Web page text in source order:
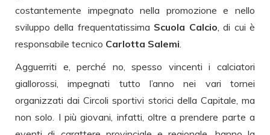
costantemente impegnato nella promozione e nello
sviluppo della frequentatissima Scuola Calcio , di cui è
responsabile tecnico Carlotta Salemi
Agguerriti e, perché no, spesso vincenti i calciatori
giallorossi, impegnati tutto l’anno nei vari tornei
organizzati dai Circoli sportivi storici della Capitale, ma
non solo. I più giovani, infatti, oltre a prendere parte a